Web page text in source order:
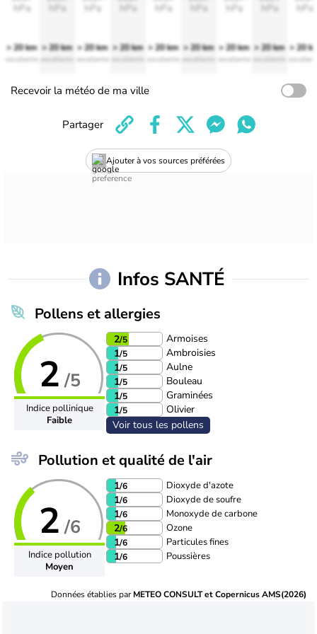
hPa
> 20 km
excellente
hPa
> 20 km
excellente
hPa
> 20 km
excellente
hPa
> 20 km
excellente
hPa
> 20 km
excellente
hPa
> 20 km
excellente
hPa
> 20 km
excellente
hPa
> 20 km
excellente
hPa
> 20
Recevoir la météo de ma ville
Ajouter à vos sources préférées
Partager
Infos SANTÉ
Pollens et allergies
2 /5
Indice pollinique
Faible
2/5
Armoises
1/5
Ambroisies
1/5
Aulne
1/5
Bouleau
1/5
Graminées
1/5
Olivier
Voir tous les pollens
Pollution et qualité de l'air
2 /6
Indice pollution
Moyen
1/6 Dioxyde d'azote
1/6 Dioxyde de soufre
1/6 Monoxyde de carbone
2/6 Ozone
1/6 Particules fines
1/6 Poussières
Données établies parMETEO CONSULT et Copernicus AMS(2026)